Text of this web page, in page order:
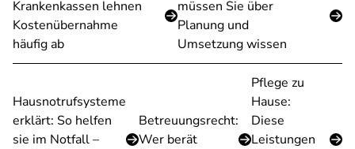
Krankenkassen lehnen
Kostenübernahme
häufig ab
müssen Sie über
Planung und
Umsetzung wissen
Hausnotrufsysteme
erklärt: So helfen
sie im Notfall –
Betreuungsrecht:
Wer berät
Pflege zu
Hause:
Diese
Leistungen